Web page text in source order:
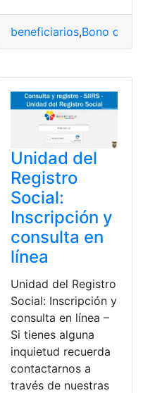
beneficiarios,Bono de
Unidad del
Registro
Social:
Inscripción y
consulta en
línea
Unidad del Registro
Social: Inscripción y
consulta en línea –
Si tienes alguna
inquietud recuerda
contactarnos a
través de nuestras